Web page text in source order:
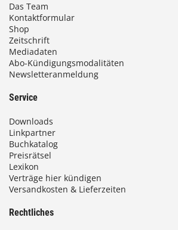
Das Team
Kontaktformular
Shop
Zeitschrift
Mediadaten
Abo-Kündigungsmodalitäten
Newsletteranmeldung
Service
Downloads
Linkpartner
Buchkatalog
Preisrätsel
Lexikon
Verträge hier kündigen
Versandkosten & Lieferzeiten
Rechtliches